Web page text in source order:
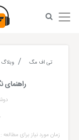
تی اف مگ
دوشنبه 18
زمان مورد نیاز برای مطالعه : 3 دقیقه